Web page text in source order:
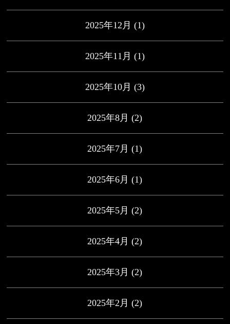
2025年12月 (1)
2025年11月 (1)
2025年10月 (3)
2025年8月 (2)
2025年7月 (1)
2025年6月 (1)
2025年5月 (2)
2025年4月 (2)
2025年3月 (2)
2025年2月 (2)